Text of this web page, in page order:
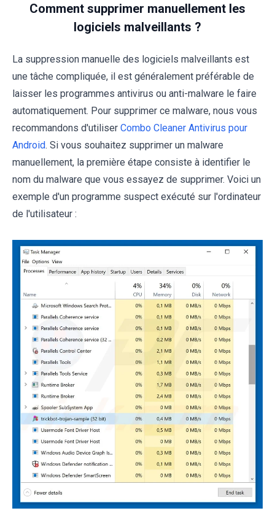
Comment supprimer manuellement les
logiciels malveillants ?
La suppression manuelle des logiciels malveillants est
une tâche compliquée, il est généralement préférable de
laisser les programmes antivirus ou anti-malware le faire
automatiquement. Pour supprimer ce malware, nous vous
recommandons d'utiliser Combo Cleaner Antivirus pour
Android. Si vous souhaitez supprimer un malware
manuellement, la première étape consiste à identifier le
nom du malware que vous essayez de supprimer. Voici un
exemple d'un programme suspect exécuté sur l'ordinateur
de l'utilisateur :